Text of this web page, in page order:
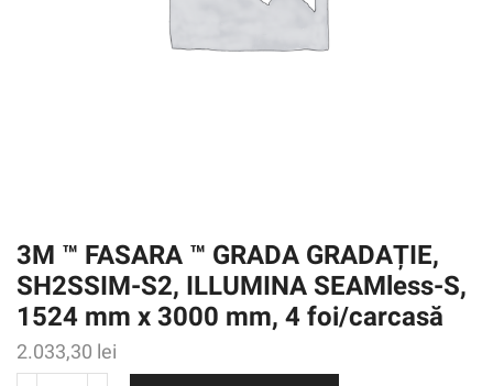
3M ™ FASARA ™ GRADA GRADAȚIE,
SH2SSIM-S2, ILLUMINA SEAMless-S,
1524 mm x 3000 mm, 4 foi/carcasă
2.033,30 lei